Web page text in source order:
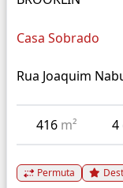
Casa Sobrado
Rua Joaquim
416 m² 4
Permuta